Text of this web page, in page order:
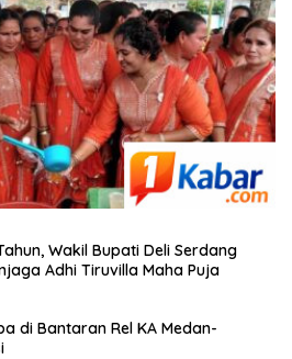
Wakil Bupati Deli Serdang
Adhi Tiruvilla Maha Puja
di Bantaran Rel KA Medan-